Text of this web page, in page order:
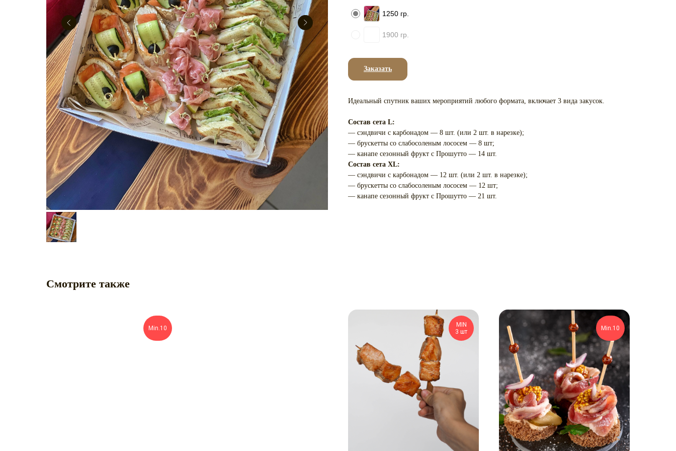
1250 гр.
1900 гр.
Заказать
Идеальный спутник ваших мероприятий любого формата, включает 3 вида закусок.
Состав сета L:
— сэндвичи с карбонадом — 8 шт. (или 2 шт. в нарезке);
— брускетты со слабосоленым лососем — 8 шт;
— канапе сезонный фрукт с Прошутто — 14 шт.
Состав сета XL:
— сэндвичи с карбонадом — 12 шт. (или 2 шт. в нарезке);
— брускетты со слабосоленым лососем — 12 шт;
— канапе сезонный фрукт с Прошутто — 21 шт.
Смотрите также
Min.10
MIN
3 шт
Min.10